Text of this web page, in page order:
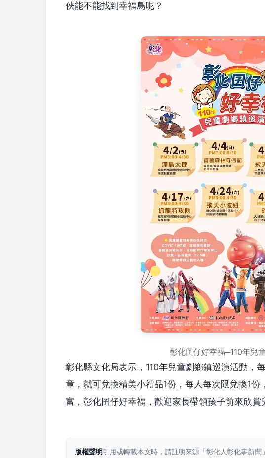
俠能不能找到幸福鳥呢？
彰化囝仔好幸福─110年兒
彰化縣文化局表示，110年兒童劇鄉鎮巡演活動，
章，就可兌換精美小禮品1份，每人每次限兌換1
富，彰化囝仔好幸福，歡迎家長帶領孩子前來欣賞
版權聲明引用或轉載本文時，請註明來源「彰化人彰化事新聞